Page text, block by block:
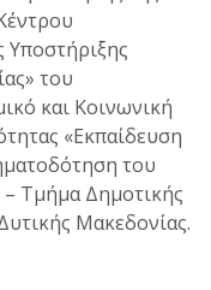
Υποστήριξης
του
και Κοινωνική
«Εκπαίδευση
του
Τμήμα Δημοτικής
Μακεδονίας.